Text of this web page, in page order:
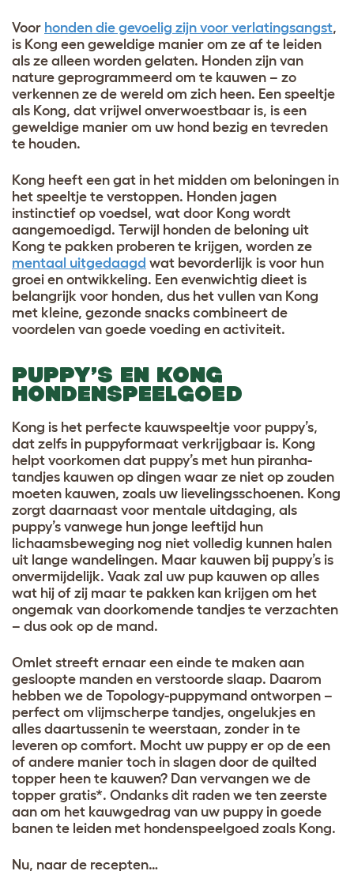
Voor honden die gevoelig zijn voor verlatingsangst,
is Kong een geweldige manier om ze af te leiden
als ze alleen worden gelaten. Honden zijn van
nature geprogrammeerd om te kauwen – zo
verkennen ze de wereld om zich heen. Een speeltje
als Kong, dat vrijwel onverwoestbaar is, is een
geweldige manier om uw hond bezig en tevreden
te houden.
Kong heeft een gat in het midden om beloningen in
het speeltje te verstoppen. Honden jagen
instinctief op voedsel, wat door Kong wordt
aangemoedigd. Terwijl honden de beloning uit
Kong te pakken proberen te krijgen, worden ze
mentaal uitgedaagd wat bevorderlijk is voor hun
groei en ontwikkeling. Een evenwichtig dieet is
belangrijk voor honden, dus het vullen van Kong
met kleine, gezonde snacks combineert de
voordelen van goede voeding en activiteit.
PUPPY’S EN KONG
HONDENSPEELGOED
Kong is het perfecte kauwspeeltje voor puppy’s,
dat zelfs in puppyformaat verkrijgbaar is. Kong
helpt voorkomen dat puppy’s met hun piranha-
tandjes kauwen op dingen waar ze niet op zouden
moeten kauwen, zoals uw lievelingsschoenen. Kong
zorgt daarnaast voor mentale uitdaging, als
puppy’s vanwege hun jonge leeftijd hun
lichaamsbeweging nog niet volledig kunnen halen
uit lange wandelingen. Maar kauwen bij puppy’s is
onvermijdelijk. Vaak zal uw pup kauwen op alles
wat hij of zij maar te pakken kan krijgen om het
ongemak van doorkomende tandjes te verzachten
– dus ook op de mand.
Omlet streeft ernaar een einde te maken aan
gesloopte manden en verstoorde slaap. Daarom
hebben we de Topology-puppymand ontworpen –
perfect om vlijmscherpe tandjes, ongelukjes en
alles daartussenin te weerstaan, zonder in te
leveren op comfort. Mocht uw puppy er op de een
of andere manier toch in slagen door de quilted
topper heen te kauwen? Dan vervangen we de
topper gratis*. Ondanks dit raden we ten zeerste
aan om het kauwgedrag van uw puppy in goede
banen te leiden met hondenspeelgoed zoals Kong.
Nu, naar de recepten…